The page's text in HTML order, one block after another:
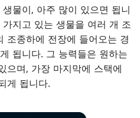
물이, 아주 많이 있으면 됩니
지고 있는 생물을 여러 개 조
조종하에 전장에 들어오는 경
됩니다. 그 능력들은 원하는
으며, 가장 마지막에 스택에
게 됩니다.